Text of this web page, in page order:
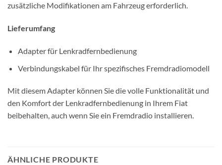
zusätzliche Modifikationen am Fahrzeug erforderlich.
Lieferumfang
Adapter für Lenkradfernbedienung
Verbindungskabel für Ihr spezifisches Fremdradiomodell
Mit diesem Adapter können Sie die volle Funktionalität und
den Komfort der Lenkradfernbedienung in Ihrem Fiat
beibehalten, auch wenn Sie ein Fremdradio installieren.
ÄHNLICHE PRODUKTE